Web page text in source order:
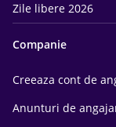
Zile libere 2026
Companie
Creeaza cont de
Anunturi de